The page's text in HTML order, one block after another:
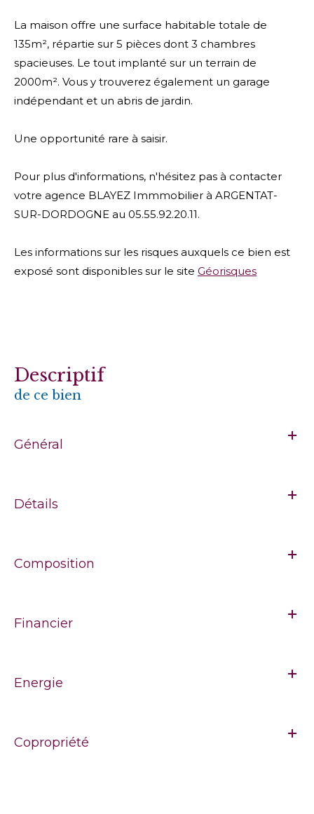
La maison offre une surface habitable totale de
135m², répartie sur 5 pièces dont 3 chambres
spacieuses. Le tout implanté sur un terrain de
2000m². Vous y trouverez également un garage
indépendant et un abris de jardin.
Une opportunité rare à saisir.
Pour plus d'informations, n'hésitez pas à contacter
votre agence BLAYEZ Immmobilier à ARGENTAT-
SUR-DORDOGNE au 05.55.92.20.11.
Les informations sur les risques auxquels ce bien est
exposé sont disponibles sur le site Géorisques
descriptif
de ce bien
Général
Détails
Composition
Financier
Energie
Copropriété